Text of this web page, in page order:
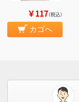
￥117（税込）
カゴへ